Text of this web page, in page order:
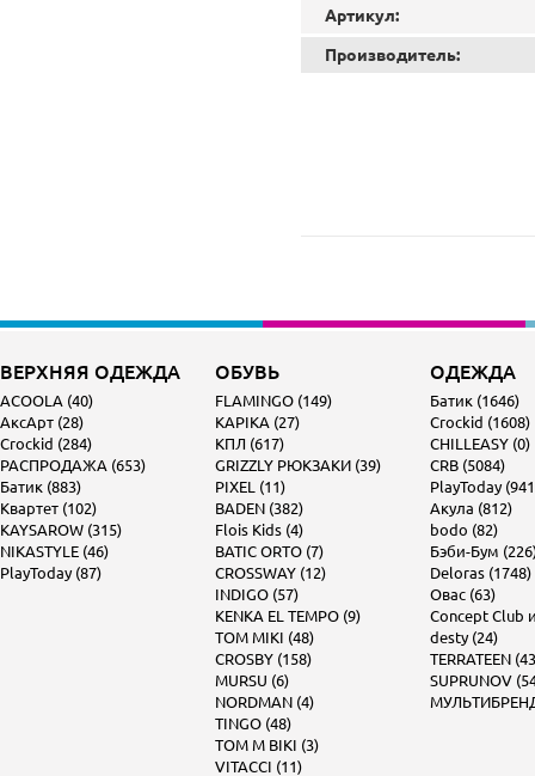
Артикул:
Производитель:
ВЕРХНЯЯ ОДЕЖДА
ACOOLA (40)
АксАрт (28)
Crockid (284)
РАСПРОДАЖА (653)
Батик (883)
Квартет (102)
KAYSAROW (315)
NIKASTYLE (46)
PlayToday (87)
ОБУВЬ
FLAMINGO (149)
KAPIKA (27)
КПЛ (617)
GRIZZLY РЮКЗАКИ (39)
PIXEL (11)
BADEN (382)
Flois Kids (4)
BATIC ORTO (7)
CROSSWAY (12)
INDIGO (57)
KENKA EL TEMPO (9)
TOM MIKI (48)
CROSBY (158)
MURSU (6)
NORDMAN (4)
TINGO (48)
TOM M BIKI (3)
VITACCI (11)
ОДЕЖДА
Батик (1646)
Crockid (1608)
CHILLEASY (0)
CRB (5084)
PlayToday
Акула (812)
bodo (82)
Бэби-Бум
Deloras (1748)
Овас (63)
Concept Club
desty (24)
TERRATEEN
SUPRUNOV